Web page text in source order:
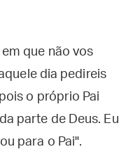
que não vos
dia pedireis
o próprio Pai
parte de Deus. Eu
para o Pai".